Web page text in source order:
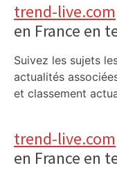
trend-live.com
en France en
Suivez les sujets
actualités
et classement
trend-live.com
en France en